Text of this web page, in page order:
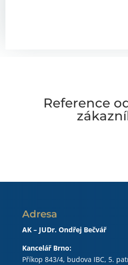
Reference
Adresa
AK – JUDr. Ondřej Bečvář
Kancelář Brno:
Příkop 843/4, budova IBC, 5.